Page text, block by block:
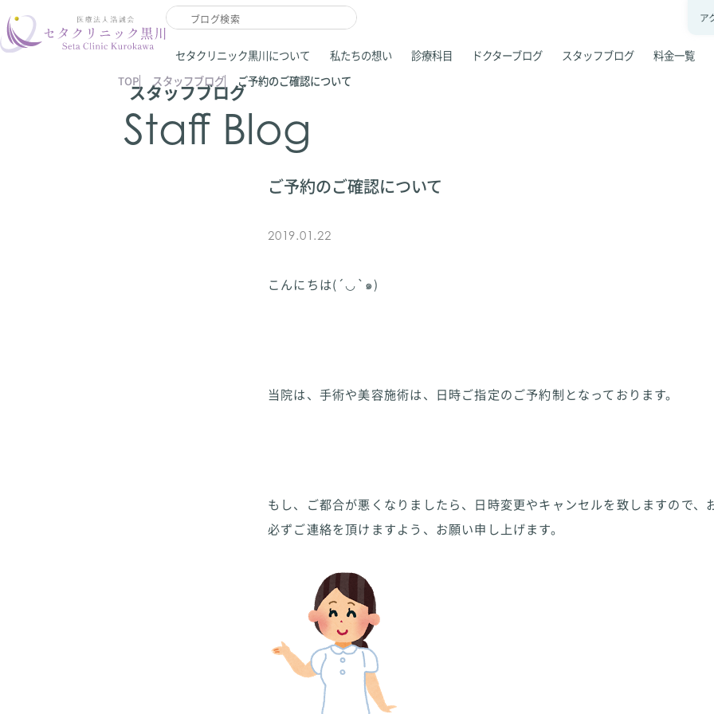
ア
セタクリニック黒川について 私たちの想い 診療科目 ドクターブログ スタッフブログ 料金一覧
スタッフブログ
Staff Blog
TOP スタッフブログ ご予約のご確認について
ご予約のご確認について
2019.01.22
こんにちは(´◡`๑)
当院は、手術や美容施術は、日時ご指定のご予約制となっております。
もし、ご都合が悪くなりましたら、日時変更やキャンセルを致しますので、
必ずご連絡を頂けますよう、お願い申し上げます。